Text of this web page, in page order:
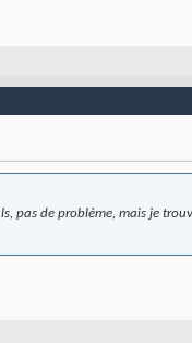
pas de problème, mais je